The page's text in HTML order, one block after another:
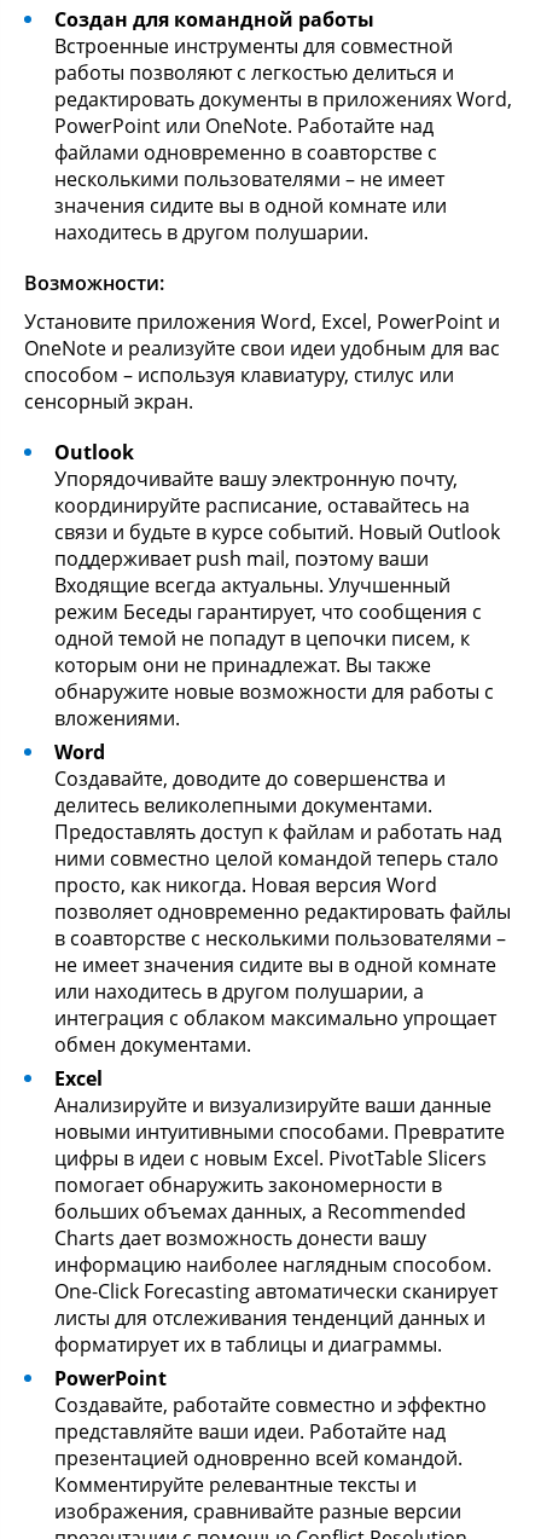
Создан для командной работы
Встроенные инструменты для совместной
работы позволяют с легкостью делиться и
редактировать документы в приложениях Word,
PowerPoint или OneNote. Работайте над
файлами одновременно в соавторстве с
несколькими пользователями – не имеет
значения сидите вы в одной комнате или
находитесь в другом полушарии.
Возможности:
Установите приложения Word, Excel, PowerPoint и
OneNote и реализуйте свои идеи удобным для вас
способом – используя клавиатуру, стилус или
сенсорный экран.
Outlook
Упорядочивайте вашу электронную почту,
координируйте расписание, оставайтесь на
связи и будьте в курсе событий. Новый Outlook
поддерживает push mail, поэтому ваши
Входящие всегда актуальны. Улучшенный
режим Беседы гарантирует, что сообщения с
одной темой не попадут в цепочки писем, к
которым они не принадлежат. Вы также
обнаружите новые возможности для работы с
вложениями.
Word
Создавайте, доводите до совершенства и
делитесь великолепными документами.
Предоставлять доступ к файлам и работать над
ними совместно целой командой теперь стало
просто, как никогда. Новая версия Word
позволяет одновременно редактировать файлы
в соавторстве с несколькими пользователями –
не имеет значения сидите вы в одной комнате
или находитесь в другом полушарии, а
интеграция с облаком максимально упрощает
обмен документами.
Excel
Анализируйте и визуализируйте ваши данные
новыми интуитивными способами. Превратите
цифры в идеи с новым Excel. PivotTable Slicers
помогает обнаружить закономерности в
больших объемах данных, а Recommended
Charts дает возможность донести вашу
информацию наиболее наглядным способом.
One-Click Forecasting автоматически сканирует
листы для отслеживания тенденций данных и
форматирует их в таблицы и диаграммы.
PowerPoint
Создавайте, работайте совместно и эффектно
представляйте ваши идеи. Работайте над
презентацией одновренно всей командой.
Комментируйте релевантные тексты и
изображения, сравнивайте разные версии